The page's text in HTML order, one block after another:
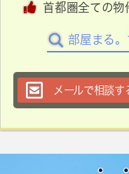
首都圏全ての物
部屋まる
メールで相談す